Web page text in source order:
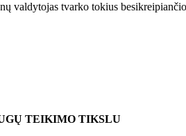
valdytojas tvarko tokius
TEIKIMO TIKSLU